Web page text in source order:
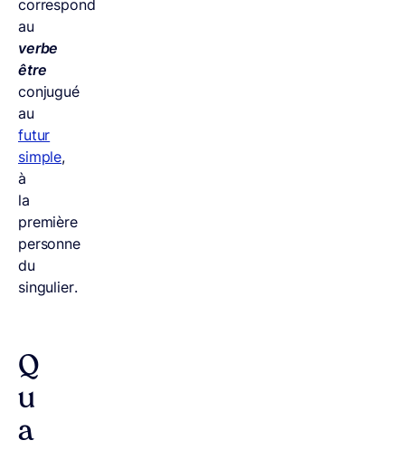
correspond
au
verbe
être
conjugué
au
futur
simple,
à
la
première
personne
du
singulier.
Q
u
a